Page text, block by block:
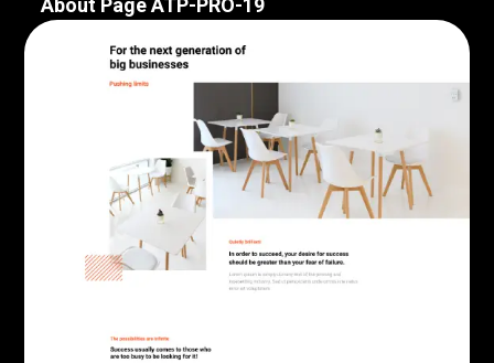
About Page ATP-PRO-19